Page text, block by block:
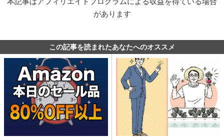
があります
この記事を読まれたあなたへのオススメ